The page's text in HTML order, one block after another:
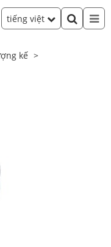
tiếng việt
kế